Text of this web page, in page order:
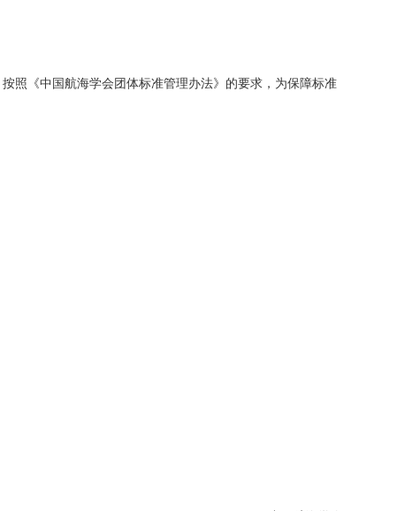
照《中国航海学会团体标准管理办法》的要求，为保障标准